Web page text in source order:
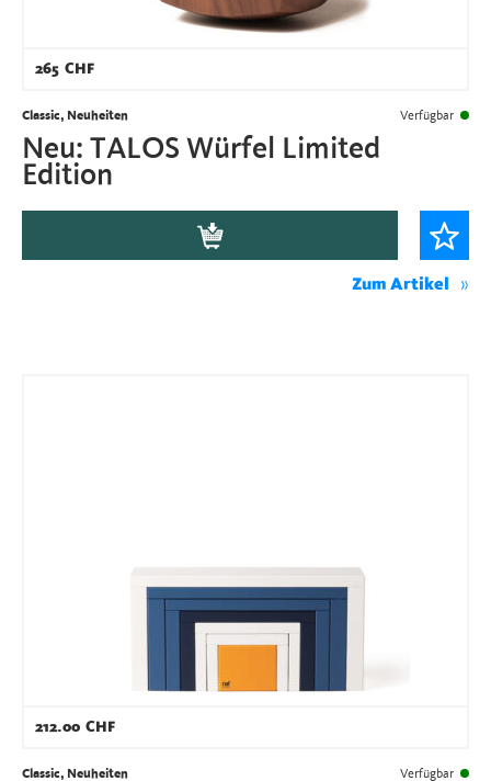
265 CHF
Classic, Neuheiten Verfügbar
Neu: TALOS Würfel Limited
Edition
Zum Artikel
212.00 CHF
Classic, Neuheiten Verfügbar